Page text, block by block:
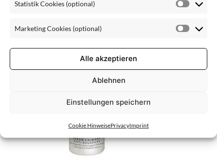
Statistik Cookies (optional)
Marketing Cookies (optional)
Alle akzeptieren
Ablehnen
Einstellungen speichern
Cookie HinweisePrivacyImprint